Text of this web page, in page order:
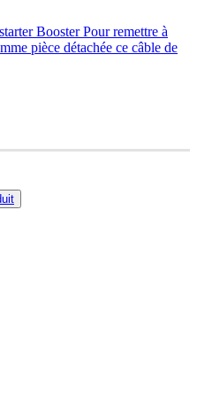
Booster Pour remettre à
pièce détachée ce câble de